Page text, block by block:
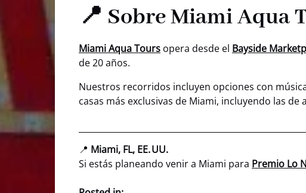
📍 Sobre Miami Aqua
Miami Aqua Tours opera desde el Bayside
de 20 años.
Nuestros recorridos incluyen opciones con
casas más exclusivas de Miami, incluyendo las de
📍 Miami, FL, EE. UU.
Si estás planeando venir a Miami para Premio Lo